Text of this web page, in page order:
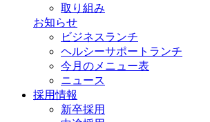
取り組み
お知らせ
ビジネスランチ
ヘルシーサポートランチ
今月のメニュー表
ニュース
採用情報
新卒採用